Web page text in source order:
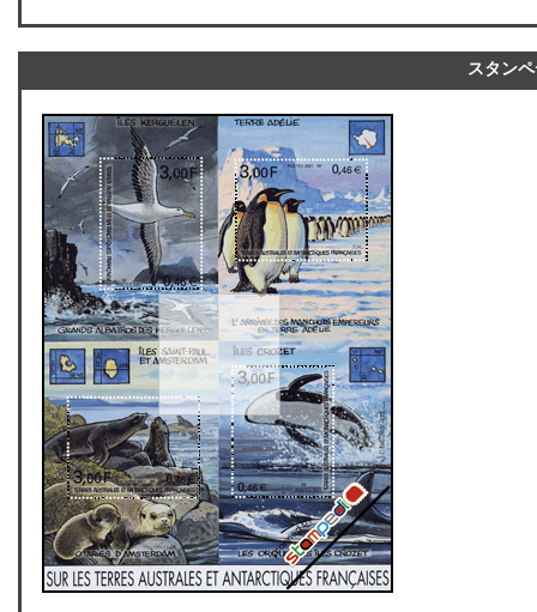
スタン